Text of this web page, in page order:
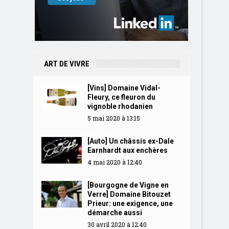
ART DE VIVRE
[Vins] Domaine Vidal-
Fleury, ce fleuron du
vignoble rhodanien
5 mai 2020 à 13:15
[Auto] Un châssis ex-Dale
Earnhardt aux enchères
4 mai 2020 à 12:40
[Bourgogne de Vigne en
Verre] Domaine Bitouzet
Prieur: une exigence, une
démarche aussi
30 avril 2020 à 12:40